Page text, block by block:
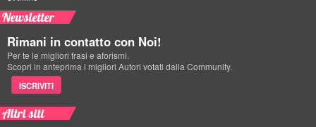
Newsletter
Rimani in contatto con Noi!
Per te le migliori frasi e aforismi.
Scopri in anteprima i migliori Autori votati dalla Community.
ISCRIVITI
Altri siti